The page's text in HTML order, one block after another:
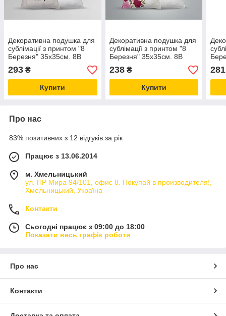
Декоративна подушка для
сублімації з принтом "8
Березня" 35х35см. 8В
5910
293 ₴
Купити
Декоративна подушка для
сублімації з принтом "8
Березня" 35х35см. 8В
5949
238₴
Купити
281
Про нас
83% позитивних з 12 відгуків за рік
Працює з 13.06.2014
м. Хмельницький
ул. ПР Мира 94/101, офис 8. Покупай в производителя!,
Хмельницький, Україна
Контакти
Сьогодні працює з 09:00 до 18:00
Показати весь графік роботи
Про нас
Контакти